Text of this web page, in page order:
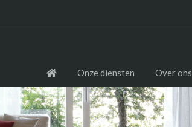
Onze diensten Over ons